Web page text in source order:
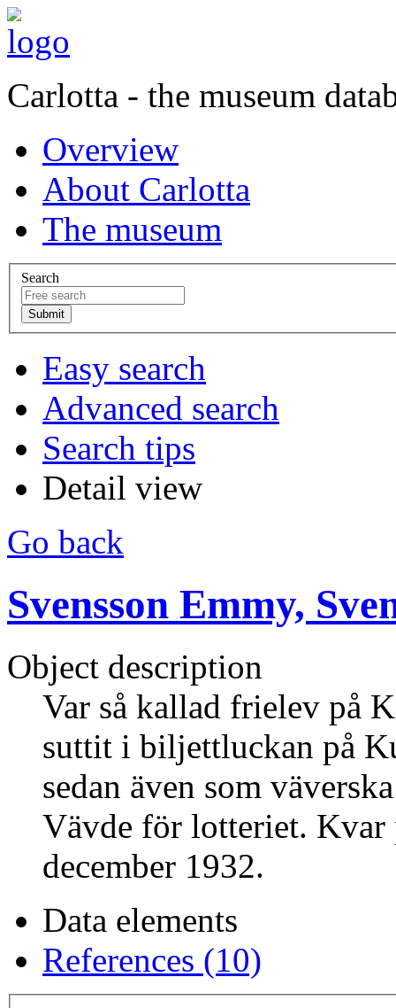
Carlotta - the museum
Overview
About Carlotta
The museum
Search
Easy search
Advanced search
Search tips
Detail view
Go back
Svensson Emmy,
Object description
Var så kallad frielev på
suttit i biljettluckan på
sedan även som
Vävde för lotteriet.
december 1932.
Data elements
References (10)